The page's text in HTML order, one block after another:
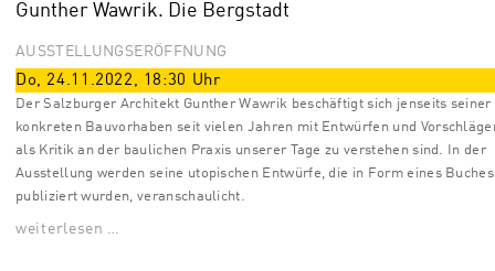
Gunther Wawrik. Die Bergstadt
AUSSTELLUNGSERÖFFNUNG
Do, 24.11.2022, 18:30 Uhr
Der Salzburger Architekt Gunther Wawrik beschäftigt sich jenseits seiner
konkreten Bauvorhaben seit vielen Jahren mit Entwürfen und
als Kritik an der baulichen Praxis unserer Tage zu verstehen sind. In der
Ausstellung werden seine utopischen Entwürfe, die in Form eines Buches
publiziert wurden, veranschaulicht.
weiterlesen …